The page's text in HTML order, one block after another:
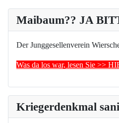
Maibaum?? JA
Der Junggesellenverein
Was da los war, lesen Sie >>
Kriegerdenkmal